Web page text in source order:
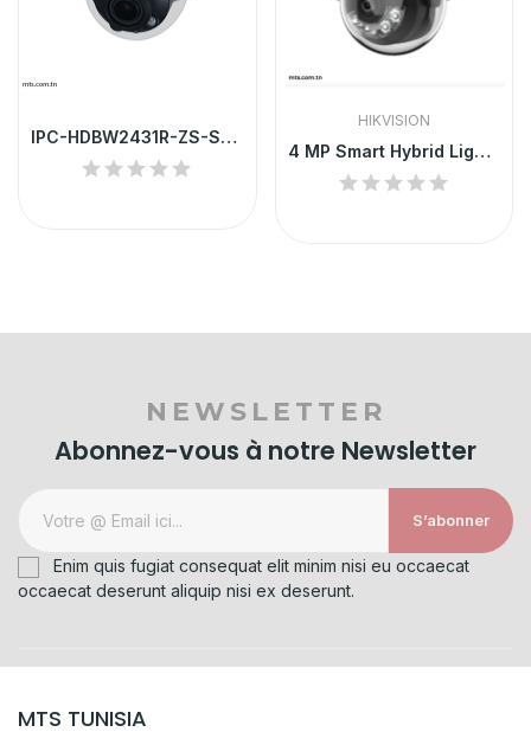
IPC-HDBW2431R-ZS-S2 CAMERA IP DAHUA 4MP POE...
HIKVISION
4 MP Smart Hybrid Light Fixed Dome Network Camera
NEWSLETTER
Abonnez-vous à notre Newsletter
S’abonner
Enim quis fugiat consequat elit minim nisi eu occaecat
occaecat deserunt aliquip nisi ex deserunt.
MTS TUNISIA